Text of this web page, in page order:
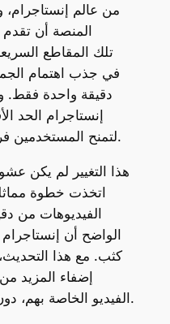
من عالم
المنصة أن تقدم
في جذب اهتمام
دقيقة واحدة فقط.
إنستاجرام الحد
لتمنح المستخدمين فرصة أكبر للتعبير عن أنفسهم.
هذا التغيير لم يكن
الفيديوهات من
الواضح أن
كثب. مع هذا
إضفاء المزيد
الفيديو الخاصة بهم، دون الحاجة للقلق بشأن الوقت.